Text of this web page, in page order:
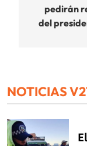
pedirán
del
NOTICIAS